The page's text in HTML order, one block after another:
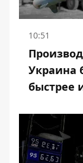
10:51
Украина
быстрее